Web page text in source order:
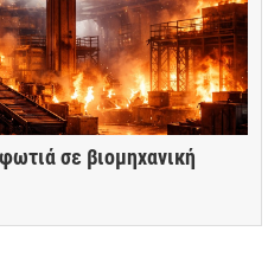
σε βιομηχανική